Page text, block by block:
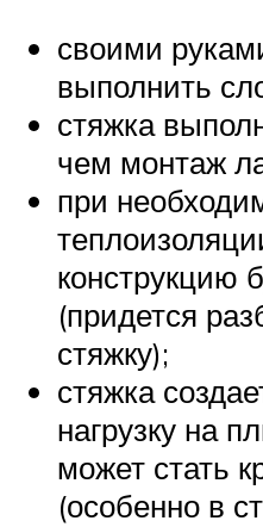
своими
выполнить
стяжка
чем монтаж
при
конструкцию
(придется
стяжку);
стяжка
нагрузку на
может стать
(особенно в